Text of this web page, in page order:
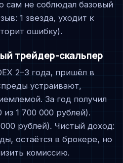
сам не соблюдал базовый
1 звезда, уходит к
ошибку).
трейдер-скальпер
2–3 года, пришёл в
устраивают,
За год получил
1 700 000 рублей).
рублей). Чистый доход:
остаётся в брокере, но
комиссию.